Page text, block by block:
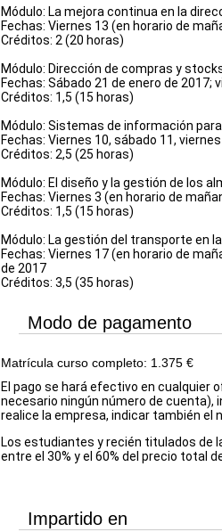
Módulo: La mejora continua en la
Fechas: Viernes 13 (en horario de
Créditos: 2 (20 horas)
Módulo: Dirección de compras y
Fechas: Sábado 21 de enero de 2017;
Créditos: 1,5 (15 horas)
Módulo: Sistemas de información
Fechas: Viernes 10, sábado 11,
Créditos: 2,5 (25 horas)
Módulo: El diseño y la gestión de los
Fechas: Viernes 3 (en horario de
Créditos: 1,5 (15 horas)
Módulo: La gestión del transporte en
Fechas: Viernes 17 (en horario de
de 2017
Créditos: 3,5 (35 horas)
Modo de pagamento
Matrícula curso completo: 1.375 €
El pago se hará efectivo en cualquier
necesario ningún número de cuenta),
realice la empresa, indicar también el
Los estudiantes y recién titulados de
entre el 30% y el 60% del precio total
Impartido en